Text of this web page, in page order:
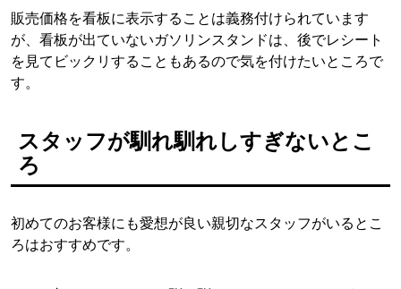
販売価格を看板に表示することは義務付けられています
が、看板が出ていないガソリンスタンドは、後でレシート
を見てビックリすることもあるので気を付けたいところで
す。
スタッフが馴れ馴れしすぎないとこ
ろ
初めてのお客様にも愛想が良い親切なスタッフがいるとこ
ろはおすすめです。